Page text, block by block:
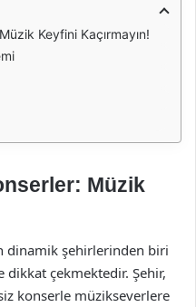
Keyfini Kaçırmayın!
Müzik
dinamik şehirlerinden biri
çekmektedir. Şehir,
konserle müzikseverlere